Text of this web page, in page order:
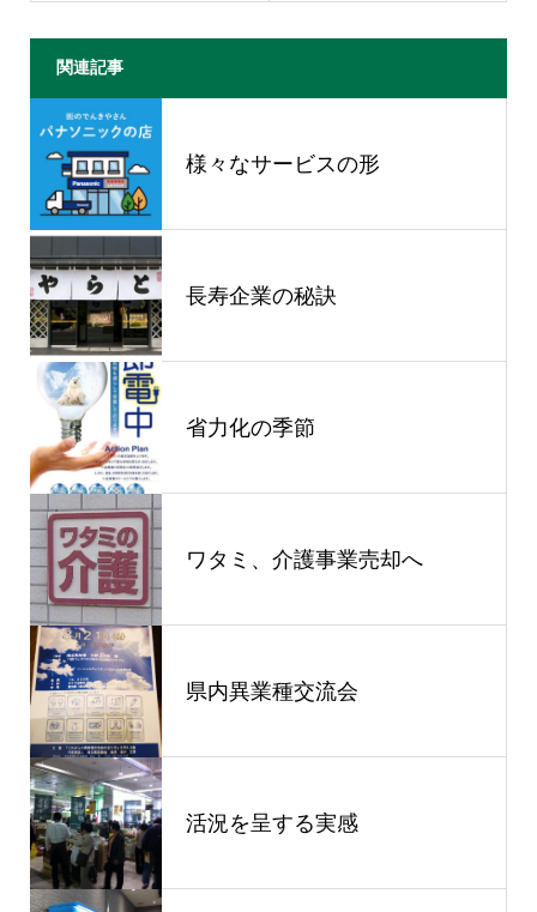
関連記事
様々なサービスの形
長寿企業の秘訣
省力化の季節
ワタミ、介護事業売却へ
県内異業種交流会
活況を呈する実感